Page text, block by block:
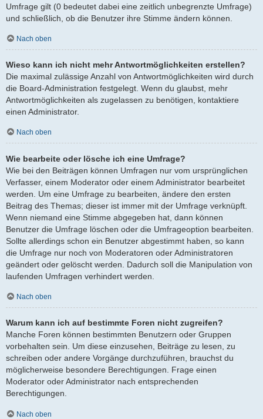
Umfrage gilt (0 bedeutet dabei eine zeitlich unbegrenzte Umfrage)
und schließlich, ob die Benutzer ihre Stimme ändern können.
Nach oben
Wieso kann ich nicht mehr Antwortmöglichkeiten erstellen?
Die maximal zulässige Anzahl von Antwortmöglichkeiten wird durch
die Board-Administration festgelegt. Wenn du glaubst, mehr
Antwortmöglichkeiten als zugelassen zu benötigen, kontaktiere
einen Administrator.
Nach oben
Wie bearbeite oder lösche ich eine Umfrage?
Wie bei den Beiträgen können Umfragen nur vom ursprünglichen
Verfasser, einem Moderator oder einem Administrator bearbeitet
werden. Um eine Umfrage zu bearbeiten, ändere den ersten
Beitrag des Themas; dieser ist immer mit der Umfrage verknüpft.
Wenn niemand eine Stimme abgegeben hat, dann können
Benutzer die Umfrage löschen oder die Umfrageoption bearbeiten.
Sollte allerdings schon ein Benutzer abgestimmt haben, so kann
die Umfrage nur noch von Moderatoren oder Administratoren
geändert oder gelöscht werden. Dadurch soll die Manipulation von
laufenden Umfragen verhindert werden.
Nach oben
Warum kann ich auf bestimmte Foren nicht zugreifen?
Manche Foren können bestimmten Benutzern oder Gruppen
vorbehalten sein. Um diese einzusehen, Beiträge zu lesen, zu
schreiben oder andere Vorgänge durchzuführen, brauchst du
möglicherweise besondere Berechtigungen. Frage einen
Moderator oder Administrator nach entsprechenden
Berechtigungen.
Nach oben